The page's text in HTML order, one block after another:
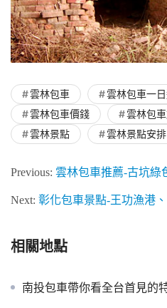
雲林包車 雲林包車一
雲林包車價錢
雲林包
雲林景點
雲林景點安排
Previous: 雲林包車推薦-古坑綠色
Next: 彰化包車景點-王功漁港、
相關地點
南投包車帶你看全台首見的